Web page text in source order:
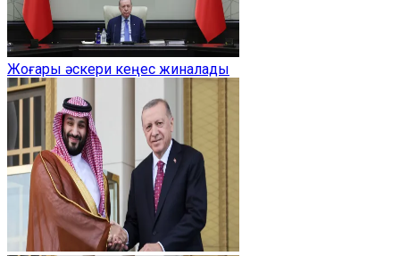
Жоғары әскери кеңес жиналады